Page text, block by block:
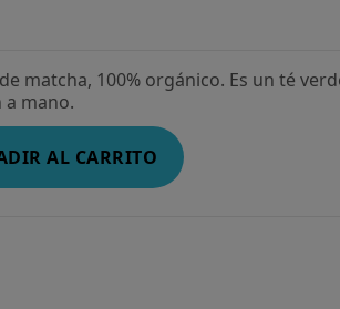
matcha, 100% orgánico. Es un té
a mano.
AL CARRITO